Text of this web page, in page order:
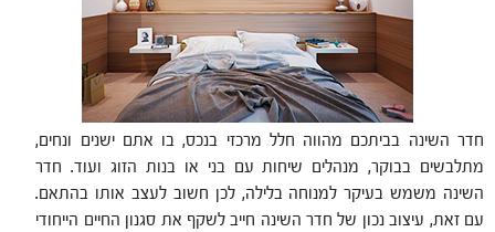
חדר השינה בביתכם מהווה חלל מרכזי בנכס, בו אתם ישנים ונחים,
מתלבשים בבוקר, מנהלים שיחות עם בני או בנות הזוג ועוד. חדר
השינה משמש בעיקר למנוחה בלילה, לכן חשוב לעצב אותו בהתאם.
עם זאת, עיצוב נכון של חדר השינה חייב לשקף את סגנון החיים הייחודי